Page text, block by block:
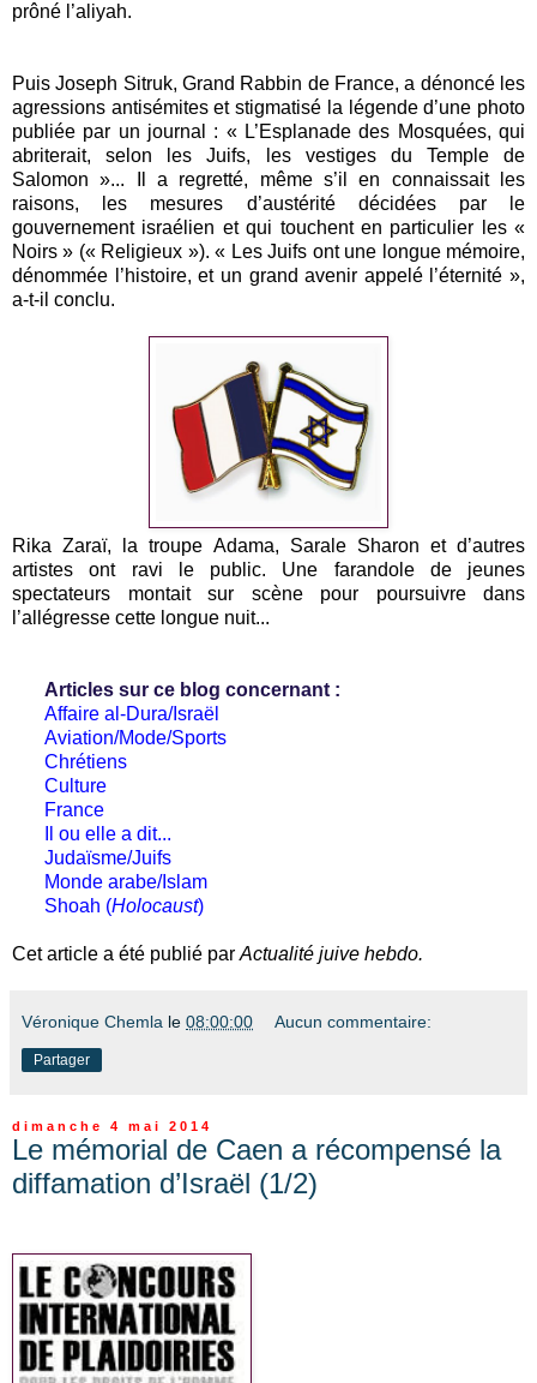
prôné l’aliyah.
Puis Joseph Sitruk, Grand Rabbin de France, a dénoncé les
agressions antisémites et stigmatisé la légende d’une photo
publiée par un journal : « L’Esplanade des Mosquées, qui
abriterait, selon les Juifs, les vestiges du Temple de
Salomon »... Il a regretté, même s’il en connaissait les
raisons, les mesures d’austérité décidées par le
gouvernement israélien et qui touchent en particulier les «
Noirs » (« Religieux »). « Les Juifs ont une longue mémoire,
dénommée l’histoire, et un grand avenir appelé l’éternité »,
a-t-il conclu.
Rika Zaraï, la troupe Adama, Sarale Sharon et d’autres
artistes ont ravi le public. Une farandole de jeunes
spectateurs montait sur scène pour poursuivre dans
l’allégresse cette longue nuit...
Articles sur ce blog concernant :
Affaire al-Dura/Israël
Aviation/Mode/Sports
Chrétiens
Culture
France
Il ou elle a dit...
Judaïsme/Juifs
Monde arabe/Islam
Shoah (Holocaust)
Cet article a été publié par Actualité juive hebdo.
Véronique Chemla le 08:00:00 Aucun commentaire:
Partager
dimanche 4 mai 2014
Le mémorial de Caen a récompensé la
diffamation d’Israël (1/2)